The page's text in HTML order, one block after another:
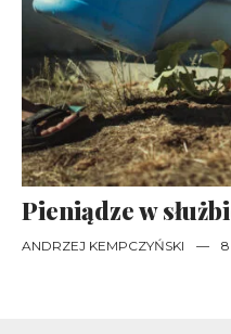
Pieniądze w
ANDRZEJ KEMPCZYŃSKI —